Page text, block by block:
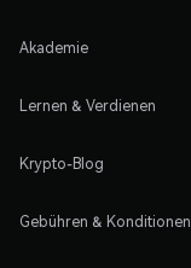
Akademie
Lernen & Verdienen
Krypto-Blog
Gebühren & Konditionen